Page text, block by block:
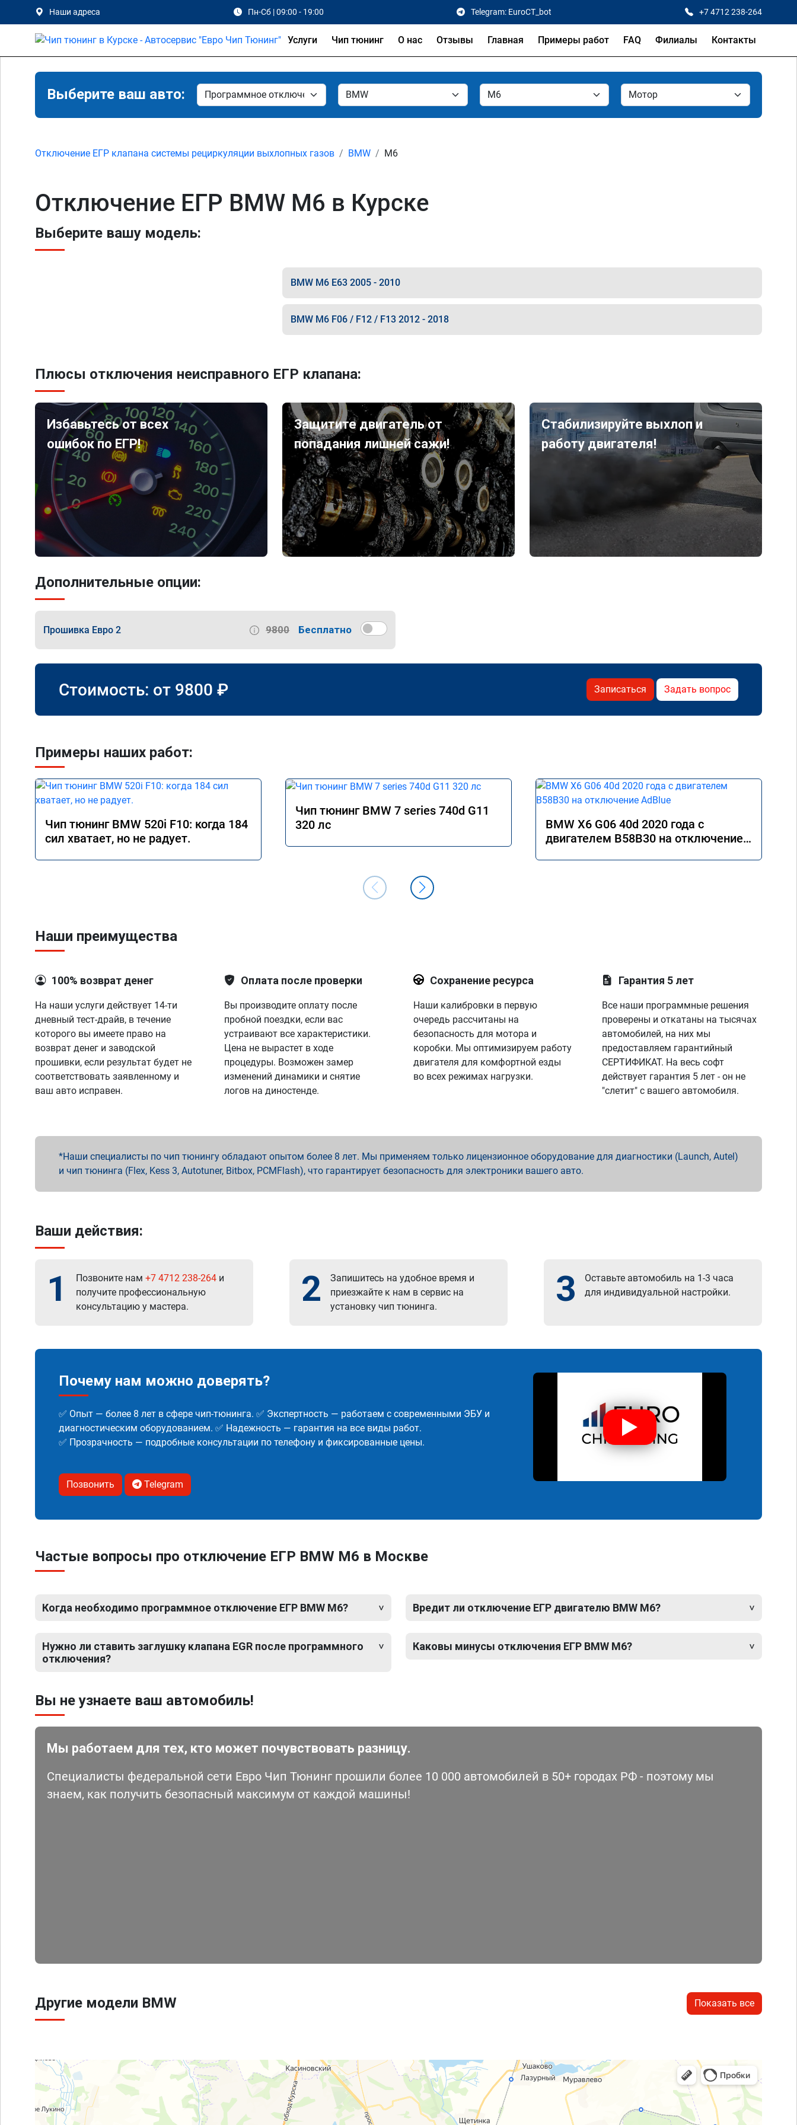
Наши адреса Пн-Сб | 09:00 - 19:00 Telegram: EuroCT_bot +7 4712 238-264
Услуги Чип тюнинг О нас Отзывы Главная Примеры работ FAQ Филиалы Контакты
Выберите ваш авто:
Отключение ЕГР клапана системы рециркуляции выхлопных газов BMW M6
Отключение ЕГР BMW M6 в Курске
Выберите вашу модель:
BMW M6 E63 2005 - 2010
BMW M6 F06 / F12 / F13 2012 - 2018
Плюсы отключения неисправного ЕГР клапана:
Избавьтесь от всех
ошибок по ЕГР!
Защитите двигатель от
попадания лишней сажи!
Стабилизируйте выхлоп и
работу двигателя!
Дополнительные опции:
Прошивка Евро 2 9800 Бесплатно
Стоимость: от 9800 ₽ Записаться Задать вопрос
Примеры наших работ:
Чип тюнинг BMW 520i F10: когда 184
сил хватает, но не радует.
Чип тюнинг BMW 7 series 740d G11
320 лс
BMW X6 G06 40d 2020 года с
двигателем B58B30 на отключение
Наши преимущества
100% возврат денег
На наши услуги действует 14-ти
дневный тест-драйв, в течение
которого вы имеете право на
возврат денег и заводской
прошивки, если результат будет не
соответствовать заявленному и
ваш авто исправен.
Оплата после проверки
Вы производите оплату после
пробной поездки, если вас
устраивают все характеристики.
Цена не вырастет в ходе
процедуры. Возможен замер
изменений динамики и снятие
логов на диностенде.
Сохранение ресурса
Наши калибровки в первую
очередь рассчитаны на
безопасность для мотора и
коробки. Мы оптимизируем работу
двигателя для комфортной езды
во всех режимах нагрузки.
Гарантия 5 лет
Все наши программные решения
проверены и откатаны на тысячах
автомобилей, на них мы
предоставляем гарантийный
СЕРТИФИКАТ. На весь софт
действует гарантия 5 лет - он не
"слетит" с вашего автомобиля.
Наши специалисты по чип тюнингу обладают опытом более 8 лет. Мы применяем только лицензионное оборудование для диагностики (Launch, Autel)
и чип тюнинга (Flex, Kess 3, Autotuner, Bitbox, PCMFlash), что гарантирует безопасность для электроники вашего авто.
Ваши действия:
1 Позвоните нам +7 4712 238-264 и
получите профессиональную
консультацию у мастера.
2
Запишитесь на удобное время и
приезжайте к нам в сервис на
установку чип тюнинга.
3
Оставьте автомобиль на 1-3 часа
для индивидуальной настройки.
Почему нам можно доверять?
✅ Опыт — более 8 лет в сфере чип-тюнинга. ✅ Экспертность — работаем с современными ЭБУ и
диагностическим оборудованием. ✅ Надежность — гарантия на все виды работ.
✅ Прозрачность — подробные консультации по телефону и фиксированные цены.
Позвонить Telegram
Частые вопросы про отключение ЕГР BMW M6 в Москве
Когда необходимо программное отключение ЕГР BMW M6?
Нужно ли ставить заглушку клапана EGR после программного
отключения?
Вредит ли отключение ЕГР двигателю BMW M6?
Каковы минусы отключения ЕГР BMW M6?
Вы не узнаете ваш автомобиль!
Мы работаем для тех, кто может почувствовать разницу.
Специалисты федеральной сети Евро Чип Тюнинг прошили более 10 000 автомобилей в 50+ городах РФ - поэтому мы
знаем, как получить безопасный максимум от каждой машины!
Другие модели BMW Показать все